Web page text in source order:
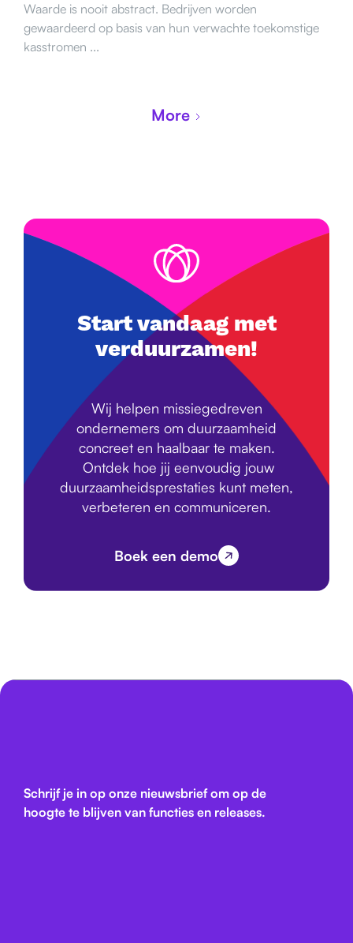
Waarde is nooit abstract. Bedrijven worden
gewaardeerd op basis van hun verwachte toekomstige
kasstromen ...
More
Start vandaag met
verduurzamen!
Wij helpen missiegedreven
ondernemers om duurzaamheid
concreet en haalbaar te maken.
Ontdek hoe jij eenvoudig jouw
duurzaamheidsprestaties kunt meten,
verbeteren en communiceren.
Boek een demo
Schrijf je in op onze nieuwsbrief om op de
hoogte te blijven van functies en releases.